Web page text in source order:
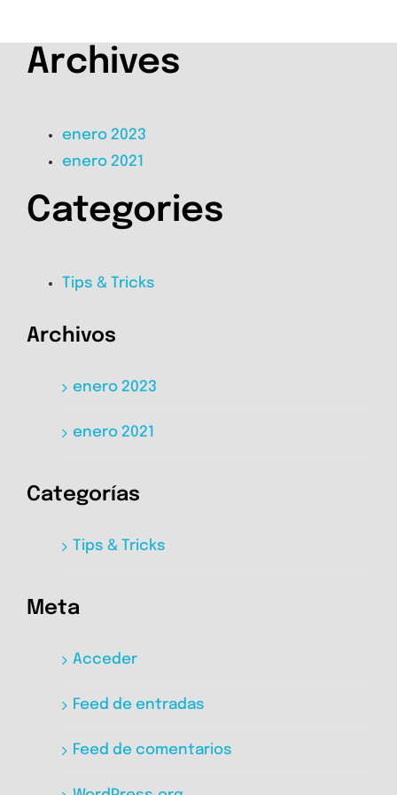
Archives
enero 2023
enero 2021
Categories
Tips & Tricks
Archivos
enero 2023
enero 2021
Categorías
Tips & Tricks
Meta
Acceder
Feed de entradas
Feed de comentarios